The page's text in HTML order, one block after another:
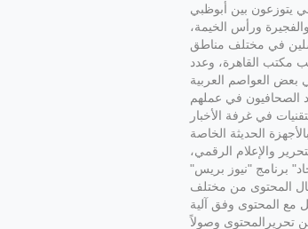
صحافي يتوزعون بين أبوظبي
ورأس الخيمة،
في مختلف مناطق
مكتب القاهرة، وعدد
بعض العواصم العربية
الصحافيون في عملهم
في غرفة الأخبار
الحديثة الخاصة
والإعلام الرقمي،
برنامج "نيوز بريس"
المحتوى من مختلف
مع المحتوى وفق آلية
تحريرالمحتوى وصولاً